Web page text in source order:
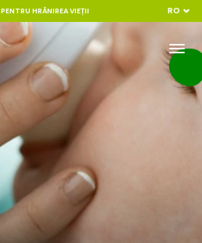
HRĂNIREA VIEȚII RO